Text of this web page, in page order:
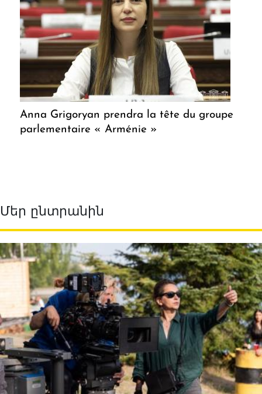
Anna Grigoryan prendra la tête du groupe
parlementaire « Arménie »
Մեր ընտրանին